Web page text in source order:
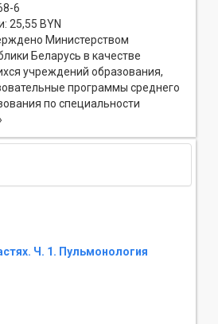
6
25,55 BYN
Министерством
Беларусь в качестве
учреждений образования,
программы среднего
по специальности
Ч. 1. Пульмонология